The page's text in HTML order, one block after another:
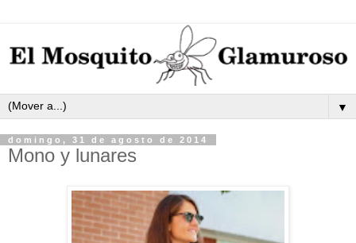
▼
domingo, 31 de agosto de 2014
Mono y lunares